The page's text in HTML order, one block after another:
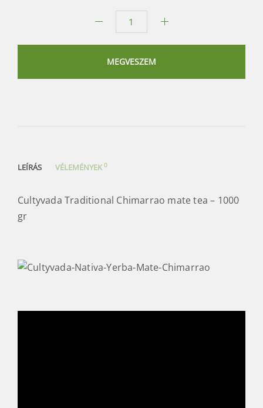
tea
MEGVESZEM
LEÍRÁS VÉLEMÉNYEK0
Cultyvada Traditional Chimarrao mate tea – 1000
gr